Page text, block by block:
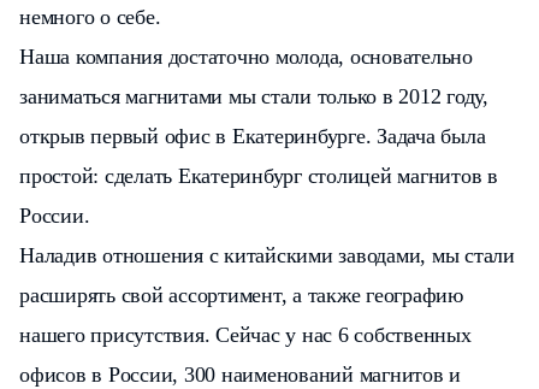
немного о себе.
Наша компания достаточно молода, основательно
заниматься магнитами мы стали только в 2012 году,
открыв первый офис в Екатеринбурге. Задача была
простой: сделать Екатеринбург столицей магнитов в
России.
Наладив отношения с китайскими заводами, мы стали
расширять свой ассортимент, а также географию
нашего присутствия. Сейчас у нас 6 собственных
офисов в России, 300 наименований магнитов и